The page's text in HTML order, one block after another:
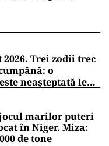
2026. Trei zodii trec
o
neașteptată le
marilor puteri
în Niger. Miza:
de tone